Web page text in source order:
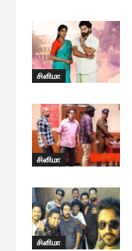
சினிமா
சினிமா
சினிமா